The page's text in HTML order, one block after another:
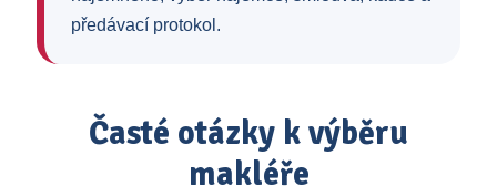
předávací protokol.
Časté otázky k výběru
makléře